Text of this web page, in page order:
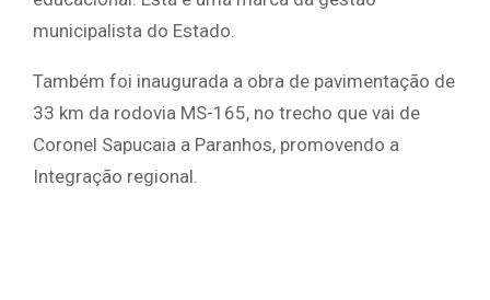
municipalista do Estado.
Também foi inaugurada a obra de pavimentação de
33 km da rodovia MS-165, no trecho que vai de
Coronel Sapucaia a Paranhos, promovendo a
Integração regional.